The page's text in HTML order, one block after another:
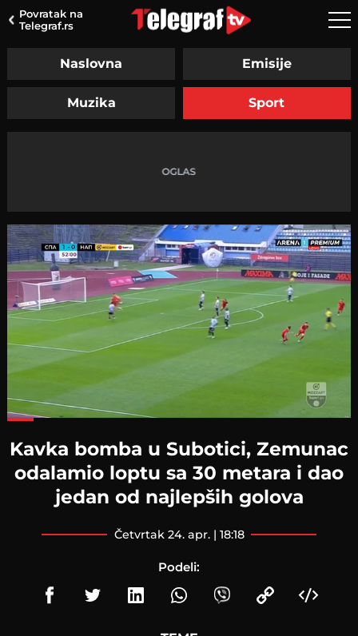
Povratak na
Telegraf.rs
Naslovna Emisije
Muzika Sport
Kavka bomba u Subotici, Zemunac
odalamio loptu sa 30 metara i dao
jedan od najlepših golova
četvrtak 24. apr. | 18:18
Podeli: